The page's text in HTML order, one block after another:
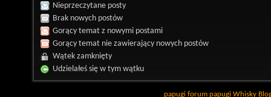
Nieprzeczytane posty
Brak nowych postów
Gorący temat z nowymi postami
Gorący temat nie zawierający nowych postów
Wątek zamknięty
Udzielałeś się w tym wątku
papugi forum papugi Whisky